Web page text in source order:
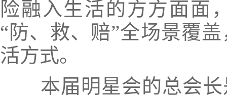
险融入生活的方方面面
“防、救、赔”全场景覆
活方式。
本届明星会的总会长